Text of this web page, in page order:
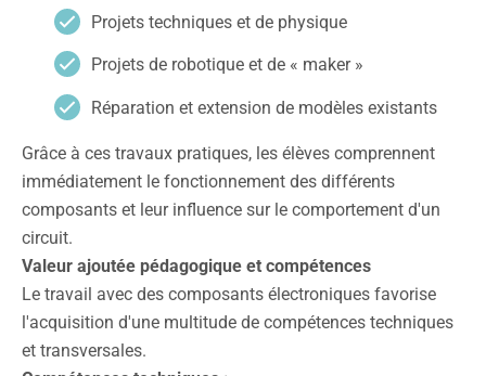
Projets techniques et de physique
Projets de robotique et de « maker »
Réparation et extension de modèles existants
Grâce à ces travaux pratiques, les élèves comprennent
immédiatement le fonctionnement des différents
composants et leur influence sur le comportement d'un
circuit.
Valeur ajoutée pédagogique et compétences
Le travail avec des composants électroniques favorise
l'acquisition d'une multitude de compétences techniques
et transversales.